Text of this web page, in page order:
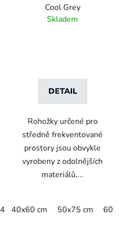
40x60 cm 50x75 cm 60x90
Cool Grey
Skladem
DETAIL
Rohožky určené pro
středně frekventované
prostory jsou obvykle
vyrobeny z odolnějších
materiálů,...
40x60 cm 50x75 cm